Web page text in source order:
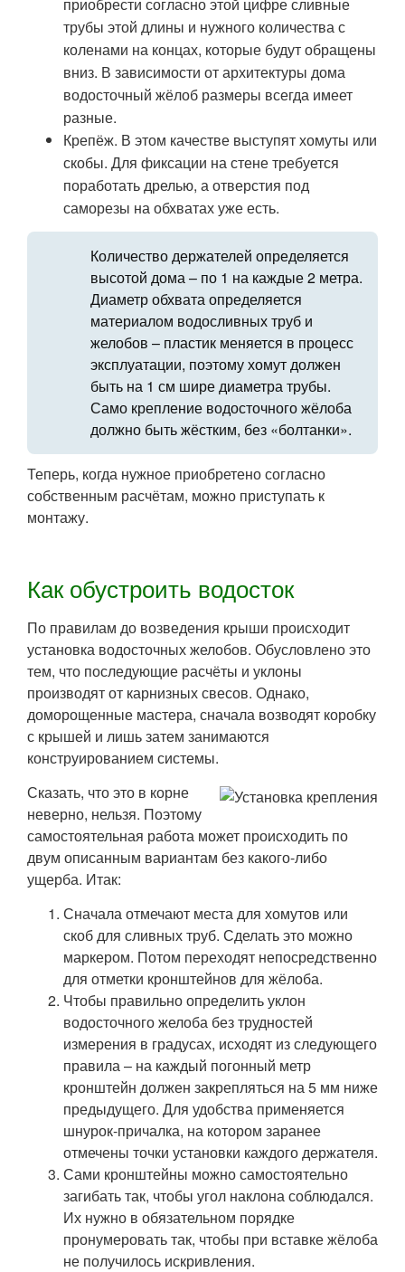
трубы этой длины и нужного количества с
коленами на концах, которые будут обращены
вниз. В зависимости от архитектуры дома
водосточный жёлоб размеры всегда имеет
разные.
Крепёж. В этом качестве выступят хомуты или
скобы. Для фиксации на стене требуется
поработать дрелью, а отверстия под
саморезы на обхватах уже есть.
Количество держателей определяется
высотой дома – по 1 на каждые 2 метра.
Диаметр обхвата определяется
материалом водосливных труб и
желобов – пластик меняется в процесс
эксплуатации, поэтому хомут должен
быть на 1 см шире диаметра трубы.
Само крепление водосточного жёлоба
должно быть жёстким, без «болтанки».
Теперь, когда нужное приобретено согласно
собственным расчётам, можно приступать к
монтажу.
Как обустроить водосток
По правилам до возведения крыши происходит
установка водосточных желобов. Обусловлено это
тем, что последующие расчёты и уклоны
производят от карнизных свесов. Однако,
доморощенные мастера, сначала возводят коробку
с крышей и лишь затем занимаются
конструированием системы.
Сказать, что это в корне
неверно, нельзя. Поэтому
самостоятельная работа может происходить по
двум описанным вариантам без какого-либо
ущерба. Итак:
Сначала отмечают места для хомутов или
скоб для сливных труб. Сделать это можно
маркером. Потом переходят непосредственно
для отметки кронштейнов для жёлоба.
Чтобы правильно определить уклон
водосточного желоба без трудностей
измерения в градусах, исходят из следующего
правила – на каждый погонный метр
кронштейн должен закрепляться на 5 мм ниже
предыдущего. Для удобства применяется
шнурок-причалка, на котором заранее
отмечены точки установки каждого держателя.
Сами кронштейны можно самостоятельно
загибать так, чтобы угол наклона соблюдался.
Их нужно в обязательном порядке
пронумеровать так, чтобы при вставке жёлоба
не получилось искривления.